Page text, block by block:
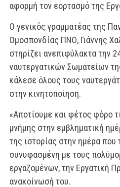
αφορμή τον εορτασμό της
Ο γενικός γραμματέας της
Ομοσπονδίας ΠΝΟ, Γιάννης
στηρίζει ανεπιφύλακτα την
ναυτεργατικών Σωματείων
κάλεσε όλους τους
στην κινητοποίηση.
«Αποτίουμε και φέτος φόρο
μνήμης στην εμβληματική
της ιστορίας στην ημέρα που
συνυφασμένη με τους
εργαζομένων, την Εργατική
ανακοίνωσή του.